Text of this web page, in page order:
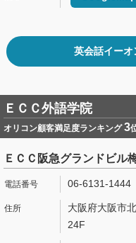
英会話イーオ
ＥＣＣ外語学院
オリコン顧客満足度ランキング3
ＥＣＣ阪急グランドビル
06-6131-1444
大阪府大阪市
24F